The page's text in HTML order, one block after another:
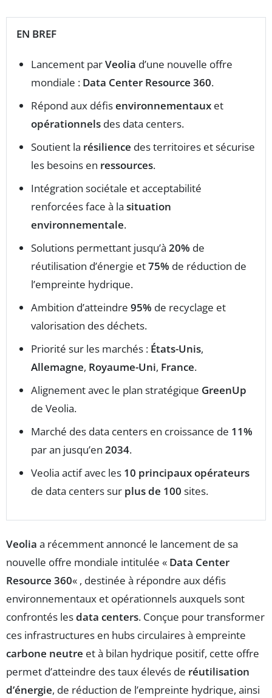
EN BREF
Lancement parVeolia d’une nouvelle offre
mondiale : Data Center Resource 360.
Répond aux défisenvironnementaux et
opérationnels des data centers.
Soutient la résilience des territoires et sécurise
les besoins en ressources.
Intégration sociétale et acceptabilité
renforcées face à la situation
environnementale.
Solutions permettant jusqu’à 20% de
réutilisation d’énergie et75% de réduction de
l’empreinte hydrique.
Ambition d’atteindre 95% de recyclage et
valorisation des déchets.
Priorité sur les marchés : États-Unis,
Allemagne, Royaume-Uni, France.
Alignement avec le plan stratégique GreenUp
de Veolia.
Marché des data centers en croissance de 11%
par an jusqu’en 2034.
Veolia actif avec les 10 principaux opérateurs
de data centers sur plus de 100 sites.
Veolia a récemment annoncé le lancement de sa
nouvelle offre mondiale intitulée « Data Center
Resource 360« , destinée à répondre aux défis
environnementaux et opérationnels auxquels sont
confrontés lesdata centers. Conçue pour transformer
ces infrastructures en hubs circulaires à empreinte
carbone neutre et à bilan hydrique positif, cette offre
permet d’atteindre des taux élevés de réutilisation
d’énergie, de réduction de l’empreinte hydrique, ainsi